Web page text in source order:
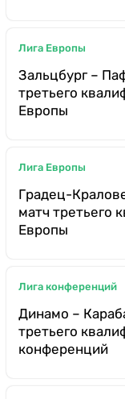
Лига Европы
Зальцбург –
третьего
Европы
Лига Европы
Градец-
матч третьего
Европы
Лига конференций
Динамо –
третьего
конференций